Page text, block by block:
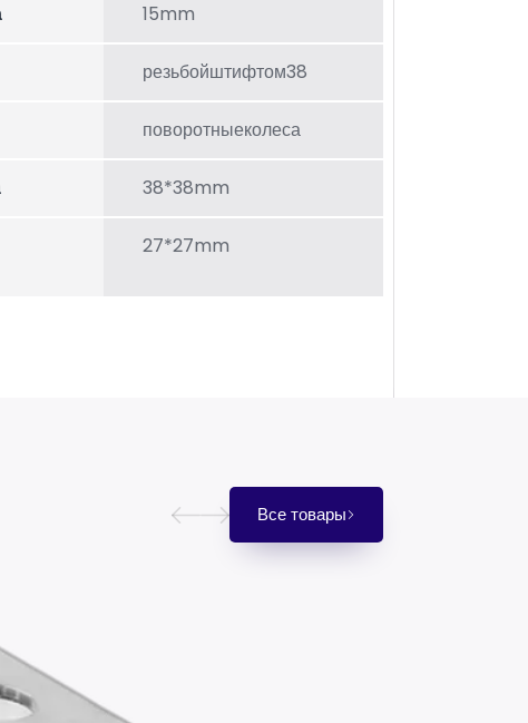
15mm
резьбойштифтом38
поворотныеколеса
38*38mm
27*27mm
Все товары